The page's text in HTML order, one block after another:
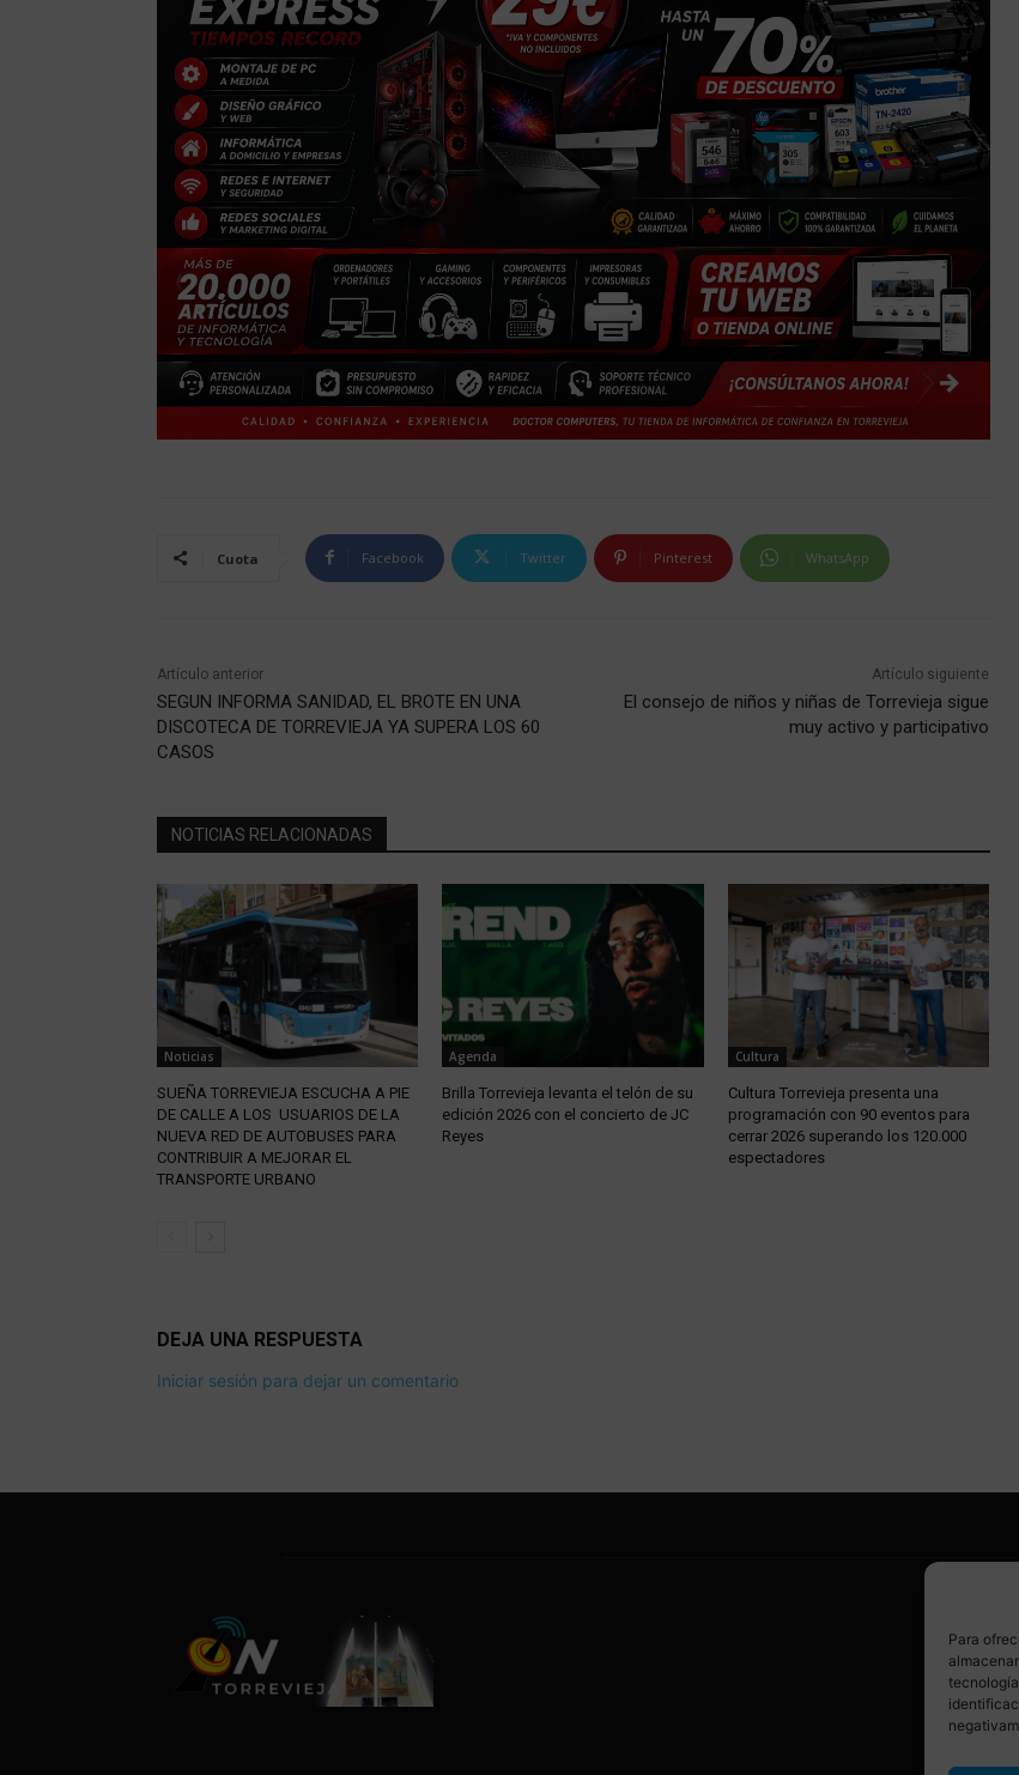
Para
Cuota Facebook Twitter Pinterest WhatsApp
Artículo anterior
SEGUN INFORMA SANIDAD, EL BROTE EN UNA
DISCOTECA DE TORREVIEJA YA SUPERA LOS 60
CASOS
Artículo siguiente
El consejo de niños y niñas de Torrevieja sigue
muy activo y participativo
NOTICIAS RELACIONADAS
Noticias
SUEÑA TORREVIEJA ESCUCHA A PIE
DE CALLE A LOS USUARIOS DE LA
NUEVA RED DE AUTOBUSES PARA
CONTRIBUIR A MEJORAR EL
TRANSPORTE URBANO
Agenda
Brilla Torrevieja levanta el telón de su
edición 2026 con el concierto de JC
Reyes
Cultura
Cultura Torrevieja presenta una
programación con 90 eventos para
cerrar 2026 superando los 120.000
espectadores
DEJA UNA RESPUESTA
Iniciar sesión para dejar un comentario